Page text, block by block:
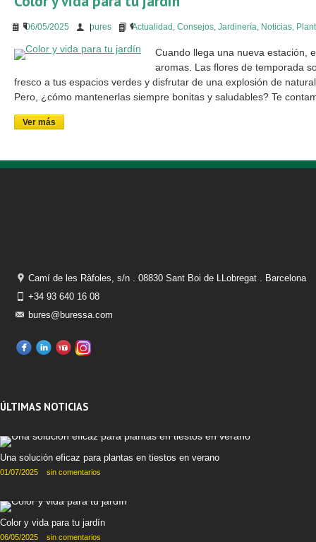
06/05/2025 bures Actualidad , Consejos, Jardinería, Noticias,
Cuando llega una nueva estación,
aromas. Las flores de temporada
fresco a tus espacios verdes y disfrutar de una explosión de
Pero, ¿cómo mantenerlas siempre bonitas y saludables? Te
Ver más
Camí de les Ràfoles, s/n . 08830 Sant Boi de LLobregat . Barcelona
+34 93 640 16 08
bures@buressa.com
ÚLTIMAS NOTICIAS
Una solución eficaz para plantas en tiestos en verano
01/07/2025 sin comentarios
Color y vida para tu jardín
06/05/2025 sin comentarios